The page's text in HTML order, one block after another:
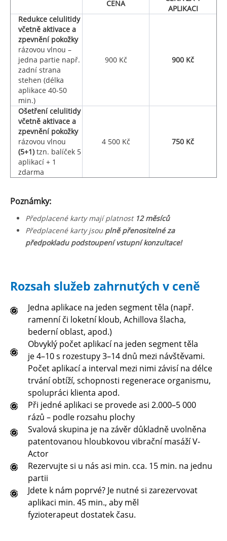
CENA
APLIKACI
Redukce celulitidy
včetně aktivace a
zpevnění pokožky
rázovou vlnou –
jedna partie např.
zadní strana
stehen (délka
aplikace 40-50
min.)
900 Kč 900 Kč
Ošetření celulitidy
včetně aktivace a
zpevnění pokožky
rázovou vlnou
(5+1) tzn. balíček 5
aplikací + 1
zdarma
4 500 Kč 750 Kč
Poznámky:
Předplacené karty mají platnost 12 měsíců
Předplacené karty jsou plně přenositelné za
předpokladu podstoupení vstupní konzultace!
Rozsah služeb zahrnutých v ceně
Jedna aplikace na jeden segment těla (např.
ramenní či loketní kloub, Achillova šlacha,
bederní oblast, apod.)
Obvyklý počet aplikací na jeden segment těla
je 4–10 s rozestupy 3–14 dnů mezi návštěvami.
Počet aplikací a interval mezi nimi závisí na délce
trvání obtíží, schopnosti regenerace organismu,
spolupráci klienta apod.
Při jedné aplikaci se provede asi 2.000–5 000
rázů – podle rozsahu plochy
Svalová skupina je na závěr důkladně uvolněna
patentovanou hloubkovou vibrační masáží V-
Actor
Rezervujte si u nás asi min. cca. 15 min. na jednu
partii
Jdete k nám poprvé? Je nutné si zarezervovat
aplikaci min. 45 min., aby měl
fyzioterapeut dostatek času.